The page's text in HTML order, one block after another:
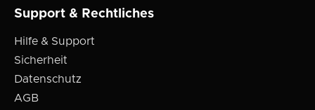
Support & Rechtliches
Hilfe & Support
Sicherheit
Datenschutz
AGB